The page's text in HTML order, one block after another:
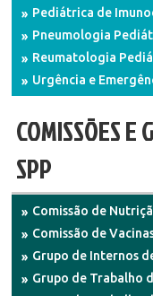
Pediátrica de
Pneumologia
Reumatologia
Urgência e
COMISSÕES E
SPP
Comissão de
Comissão de
Grupo de Internos
Grupo de Trabalho